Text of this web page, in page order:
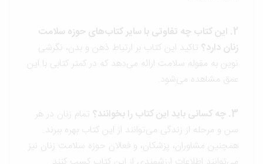
2. این کتاب چه تفاوتی با سایر کتاب‌های حوزه سلامت
زنان دارد؟ تاکید این کتاب بر ارتباط ذهن و بدن، نگرشی
نوین به مقوله سلامت ارائه می‌دهد که در کمتر کتابی با این
عمق مشاهده می‌شود.
تمام زنان در هر
سن و مرحله از زندگی می‌توانند از این کتاب بهره ببرند.
همچنین مشاوران، پزشکان، و فعالان حوزه سلامت زنان نیز